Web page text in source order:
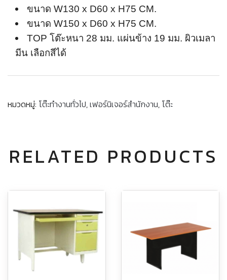
ขนาด W130 x D60 x H75 CM.
ขนาด W150 x D60 x H75 CM.
TOP โต๊ะหนา 28 มม. แผ่นข้าง 19 มม. ผิวเมลา
มีน เลือกสีได้
หมวดหมู่: โต๊ะทำงานทั่วไป,เฟอร์นิเจอร์สำนักงาน, โต๊ะ
RELATED PRODUCTS